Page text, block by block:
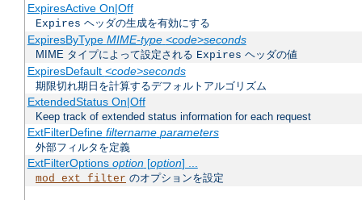
ExpiresActive On|Off
Expires ヘッダの生成を有効にする
ExpiresByType MIME-type <code>seconds
MIME タイプによって設定される Expires ヘッダの値
ExpiresDefault <code>seconds
期限切れ期日を計算するデフォルトアルゴリズム
ExtendedStatus On|Off
Keep track of extended status information for each request
ExtFilterDefine filtername parameters
外部フィルタを定義
ExtFilterOptions option[option] ...
mod_ext_filter のオプションを設定